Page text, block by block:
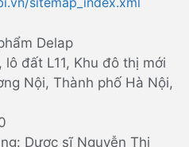
Delap
đất L11, Khu đô thị mới
Nội, Thành phố Hà Nội,
Dược sĩ Nguyễn Thị